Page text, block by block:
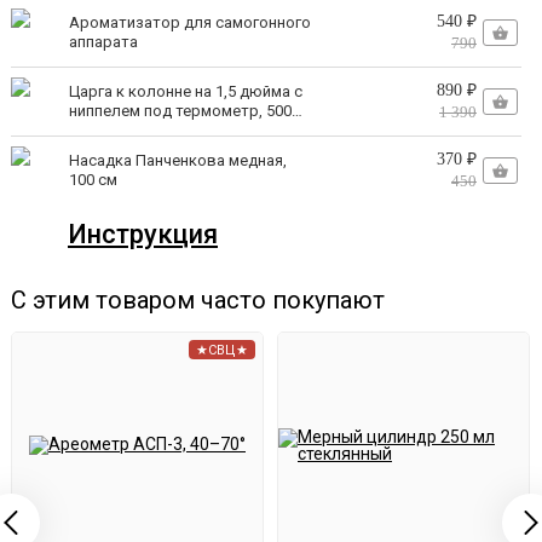
Никаких посторонних примесей в напитках благодаря
Удобный и функциональный куб
Дымка 2.0 оснащен новым, удобным перегонным
кубом кастрюльного типа, который зарекомендовал
себя на аппаратах Wein и Luxstahl. Бесшовная
Ароматизатор для самогонного
аппарата
540 ₽
790
Царга к колонне на 1,5 дюйма с
ниппелем под термометр, 500
890 ₽
1 390
Насадка Панченкова медная,
100 см
370 ₽
450
Инструкция
С этим товаром часто покупают
★СВЦ★